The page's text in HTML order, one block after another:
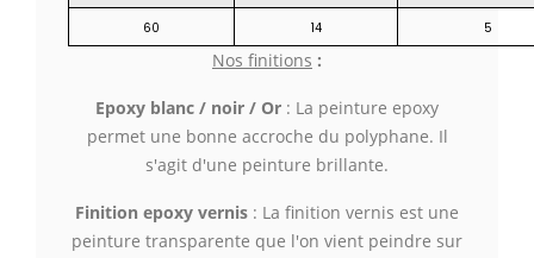
60 14 5
Nos finitions :
Epoxy blanc / noir / Or : La peinture epoxy
permet une bonne accroche du polyphane. Il
s'agit d'une peinture brillante.
Finition epoxy vernis : La finition vernis est une
peinture transparente que l'on vient peindre sur